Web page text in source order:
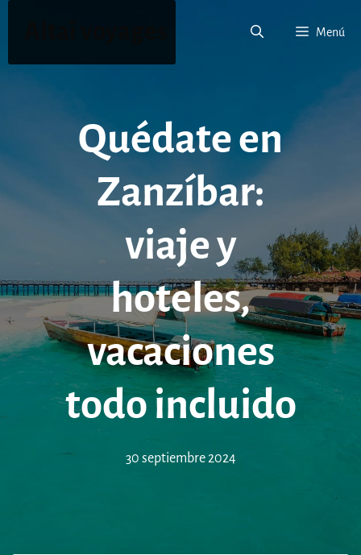
Menú
Quédate en
Zanzíbar:
viaje y
hoteles,
vacaciones
todo incluido
30 septiembre 2024